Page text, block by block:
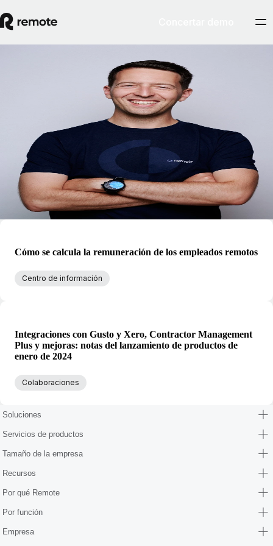
Job van der Voort
Job es el director ejecutivo y cofundador de Remote. Job trabajó
anteriormente como neurocientífico antes de dejar la academia para
convertirse en vicepresidente de producto en GitLab, la empresa
totalmente remota más grande del mundo, donde contrató talentos en
67 países diferentes. Job es un presentador muy solicitado que habla
sobre temas relacionados con la ampliación de una startup remota, la
cultura remota y el futuro del trabajo.
Cómo se calcula la remuneración de los empleados remotos
Centro de información
Integraciones con Gusto y Xero, Contractor Management
Plus y mejoras: notas del lanzamiento de productos de
enero de 2024
Colaboraciones
Soluciones
Servicios de productos
Tamaño de la empresa
Recursos
Por qué Remote
Por función
Empresa